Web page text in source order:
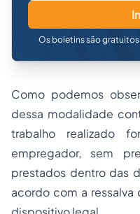
Os boletins são
Como podemos
dessa modalidade
trabalho realizado
empregador, sem
prestados dentro das
acordo com a